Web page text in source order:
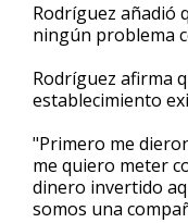
Rodríguez añadió
ningún problema
Rodríguez afirma
establecimiento
"Primero me
me quiero meter
dinero invertido
somos una